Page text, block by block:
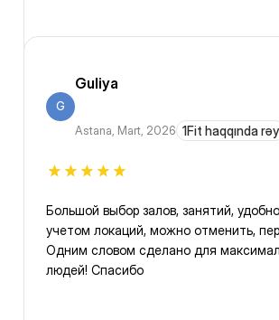
G
Guliya
Astana, Mart, 2026 1Fit haqqında rəy
Большой выбор залов, занятий,
учетом локаций, можно отменить,
Одним словом сделано для
людей! Спасибо